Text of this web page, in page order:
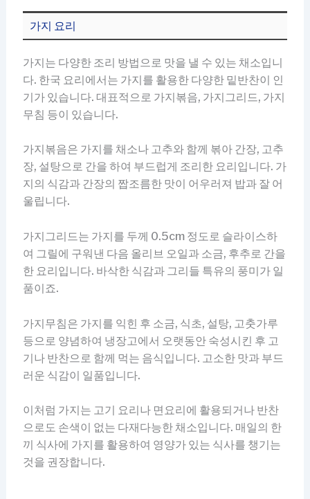
가지 요리
가지는 다양한 조리 방법으로 맛을 낼 수 있는 채소입니
다. 한국 요리에서는 가지를 활용한 다양한 밑반찬이 인
기가 있습니다. 대표적으로 가지볶음, 가지그리드, 가지
무침 등이 있습니다.
가지볶음은 가지를 채소나 고추와 함께 볶아 간장, 고추
장, 설탕으로 간을 하여 부드럽게 조리한 요리입니다. 가
지의 식감과 간장의 짭조름한 맛이 어우러져 밥과 잘 어
울립니다.
가지그리드는 가지를 두께 0.5cm 정도로 슬라이스하
여 그릴에 구워낸 다음 올리브 오일과 소금, 후추로 간을
한 요리입니다. 바삭한 식감과 그리들 특유의 풍미가 일
품이죠.
가지무침은 가지를 익힌 후 소금, 식초, 설탕, 고춧가루
등으로 양념하여 냉장고에서 오랫동안 숙성시킨 후 고
기나 반찬으로 함께 먹는 음식입니다. 고소한 맛과 부드
러운 식감이 일품입니다.
이처럼 가지는 고기 요리나 면요리에 활용되거나 반찬
으로도 손색이 없는 다재다능한 채소입니다. 매일의 한
끼 식사에 가지를 활용하여 영양가 있는 식사를 챙기는
것을 권장합니다.